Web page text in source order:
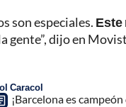
son especiales. Este
gente”, dijo en
Caracol
¡Barcelona es